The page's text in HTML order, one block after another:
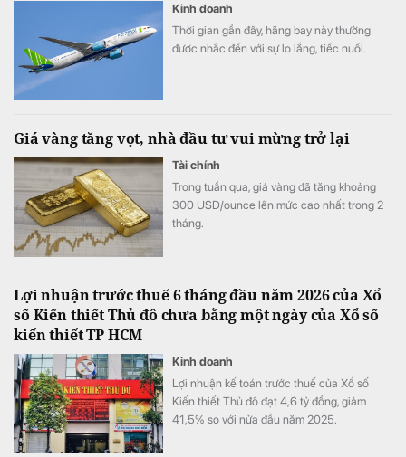
Kinh doanh
Thời gian gần đây, hãng bay này thường
được nhắc đến với sự lo lắng, tiếc nuối.
Giá vàng tăng vọt, nhà đầu tư vui mừng trở lại
Tài chính
Trong tuần qua, giá vàng đã tăng khoảng
300 USD/ounce lên mức cao nhất trong 2
tháng.
Lợi nhuận trước thuế 6 tháng đầu năm 2026 của Xổ
số Kiến thiết Thủ đô chưa bằng một ngày của Xổ số
kiến thiết TP HCM
Kinh doanh
Lợi nhuận kế toán trước thuế của Xổ số
Kiến thiết Thủ đô đạt 4,6 tỷ đồng, giảm
41,5% so với nửa đầu năm 2025.